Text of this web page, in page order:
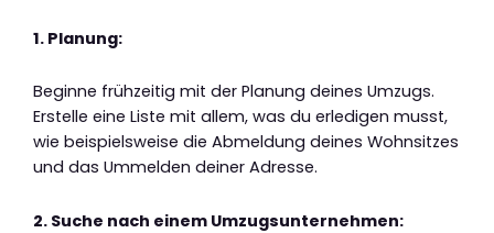
1. Planung:
Beginne frühzeitig mit der Planung deines Umzugs.
Erstelle eine Liste mit allem, was du erledigen musst,
wie beispielsweise die Abmeldung deines Wohnsitzes
und das Ummelden deiner Adresse.
2. Suche nach einem Umzugsunternehmen: